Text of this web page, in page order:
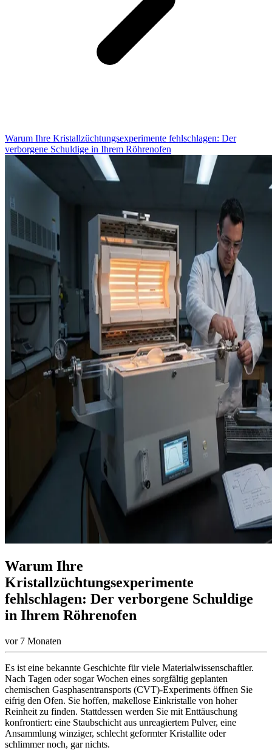
Warum Ihre Kristallzüchtungsexperimente fehlschlagen: Der
verborgene Schuldige in Ihrem Röhrenofen
Warum Ihre
Kristallzüchtungsexperimente
fehlschlagen: Der verborgene Schuldige
in Ihrem Röhrenofen
vor 7 Monaten
Es ist eine bekannte Geschichte für viele Materialwissenschaftler.
Nach Tagen oder sogar Wochen eines sorgfältig geplanten
chemischen Gasphasentransports (CVT)-Experiments öffnen Sie
eifrig den Ofen. Sie hoffen, makellose Einkristalle von hoher
Reinheit zu finden. Stattdessen werden Sie mit Enttäuschung
konfrontiert: eine Staubschicht aus unreagiertem Pulver, eine
Ansammlung winziger, schlecht geformter Kristallite oder
schlimmer noch, gar nichts.